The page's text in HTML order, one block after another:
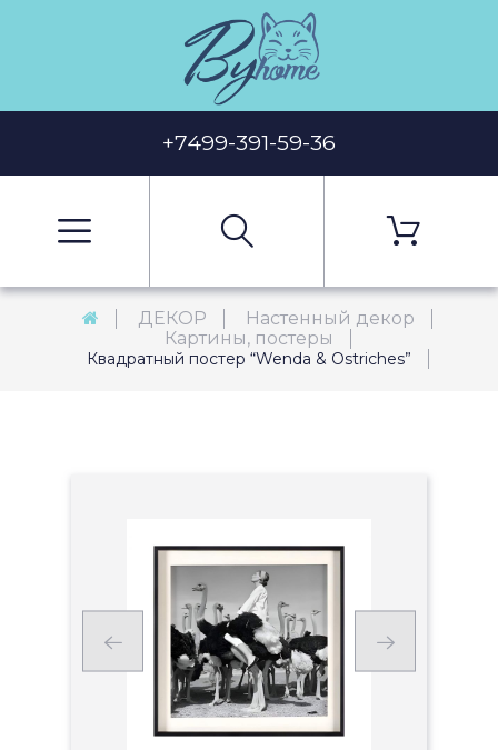
+7499-391-59-36
ДЕКОР
Настенный декор
Картины, постеры
Квадратный постер “Wenda & Ostriches”